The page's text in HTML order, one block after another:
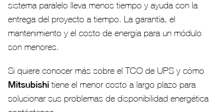
sistema paralelo lleva menos tiempo y ayuda con la
entrega del proyecto a tiempo. La garantía, el
mantenimiento y el costo de energía para un módulo
son menores.
Si quiere conocer más sobre el TCO de UPS y cómo
Mitsubishi tiene el menor costo a largo plazo para
solucionar sus problemas de disponibilidad energética